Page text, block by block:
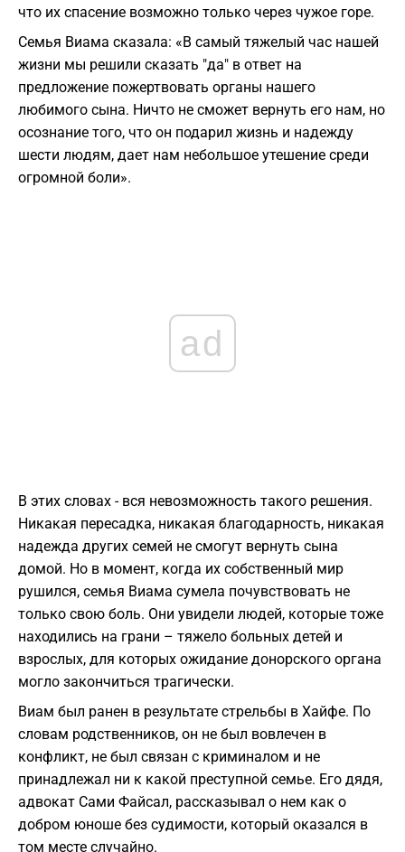
что их спасение возможно только через чужое горе.
Семья Виама сказала: «В самый тяжелый час нашей
жизни мы решили сказать "да" в ответ на
предложение пожертвовать органы нашего
любимого сына. Ничто не сможет вернуть его нам, но
осознание того, что он подарил жизнь и надежду
шести людям, дает нам небольшое утешение среди
огромной боли».
ad
В этих словах - вся невозможность такого решения.
Никакая пересадка, никакая благодарность, никакая
надежда других семей не смогут вернуть сына
домой. Но в момент, когда их собственный мир
рушился, семья Виама сумела почувствовать не
только свою боль. Они увидели людей, которые тоже
находились на грани – тяжело больных детей и
взрослых, для которых ожидание донорского органа
могло закончиться трагически.
Виам был ранен в результате стрельбы в Хайфе. По
словам родственников, он не был вовлечен в
конфликт, не был связан с криминалом и не
принадлежал ни к какой преступной семье. Его дядя,
адвокат Сами Файсал, рассказывал о нем как о
добром юноше без судимости, который оказался в
том месте случайно.